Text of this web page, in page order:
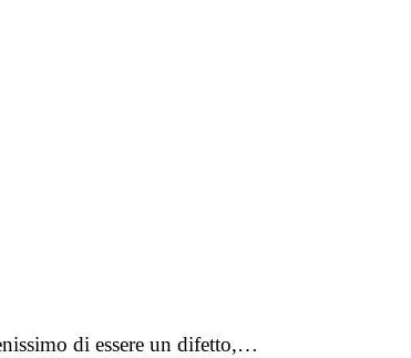
di essere un difetto,…